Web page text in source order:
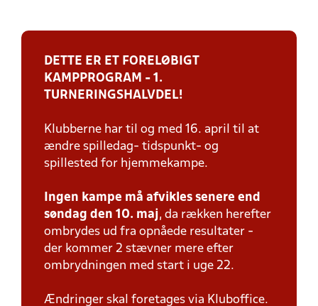
DETTE ER ET FORELØBIGT
KAMPPROGRAM - 1.
TURNERINGSHALVDEL!
Klubberne har til og med 16. april til at
ændre spilledag- tidspunkt- og
spillested for hjemmekampe.
Ingen kampe må afvikles senere end
søndag den 10. maj, da rækken herefter
ombrydes ud fra opnåede resultater -
der kommer 2 stævner mere efter
ombrydningen med start i uge 22.
Ændringer skal foretages via Kluboffice.